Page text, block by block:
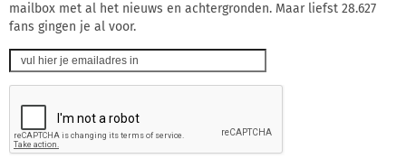
mailbox met al het nieuws en achtergronden. Maar liefst 28.627
fans gingen je al voor.